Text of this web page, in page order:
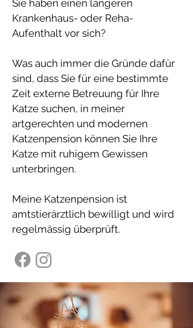
Sie haben einen längeren
Krankenhaus- oder Reha-
Aufenthalt vor sich?
Was auch immer die Gründe dafür
sind, dass Sie für eine bestimmte
Zeit externe Betreuung für Ihre
Katze suchen, in meiner
artgerechten und modernen
Katzenpension können Sie Ihre
Katze mit ruhigem Gewissen
unterbringen.
Meine Katzenpension ist
amtstierärztlich bewilligt und wird
regelmässig überprüft.